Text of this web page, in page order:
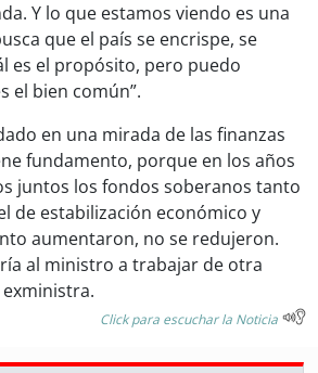
Y lo que estamos viendo es una
que el país se encrispe, se
es el propósito, pero puedo
el bien común”.
en una mirada de las finanzas
fundamento, porque en los años
juntos los fondos soberanos tanto
de estabilización económico y
aumentaron, no se redujeron.
al ministro a trabajar de otra
Click para escuchar la Noticia